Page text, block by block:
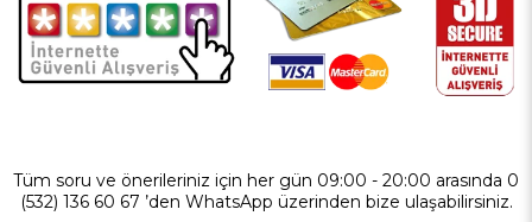
Tüm soru ve önerileriniz için her gün 09:00 - 20:00 arasında 0
(532) 136 60 67 ’den WhatsApp üzerinden bize ulaşabilirsiniz.